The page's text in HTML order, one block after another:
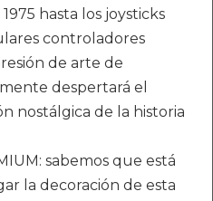
hasta los joysticks
controladores
de arte de
despertará el
nostálgica de la historia
sabemos que está
la decoración de esta